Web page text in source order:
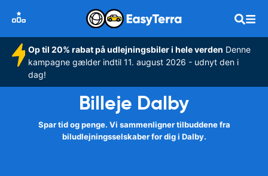
Op til 20% rabat på udlejningsbiler i hele verden Denne
kampagne gælder indtil 11. august 2026 - udnyt den i
dag!
Billeje Dalby
Spar tid og penge. Vi sammenligner tilbuddene fra
biludlejningsselskaber for dig i Dalby.